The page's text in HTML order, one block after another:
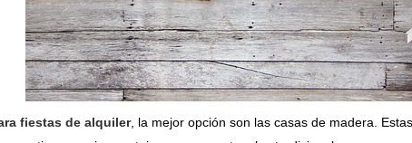
fiestas de alquiler, la mejor opción son las casas de madera.